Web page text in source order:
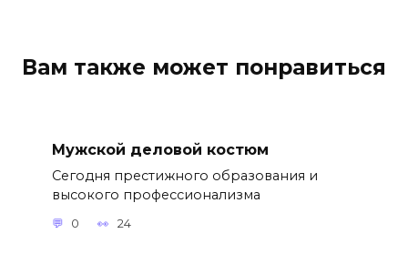
Вам также может понравиться
Мужской деловой костюм
Сегодня престижного образования и
высокого профессионализма
0 24